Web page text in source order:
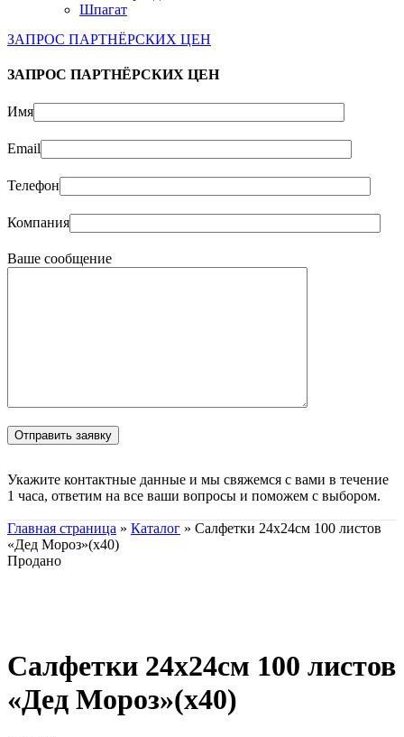
Шпагат
ЗАПРОС ПАРТНЁРСКИХ ЦЕН
ЗАПРОС ПАРТНЁРСКИХ ЦЕН
Имя
Email
Телефон
Компания
Ваше сообщение
Укажите контактные данные и мы свяжемся с вами в течение
1 часа, ответим на все ваши вопросы и поможем с выбором.
Главная страница » Каталог » Салфетки 24х24см 100 листов
«Дед Мороз»(х40)
Продано
Салфетки 24х24см 100 листов
«Дед Мороз»(х40)